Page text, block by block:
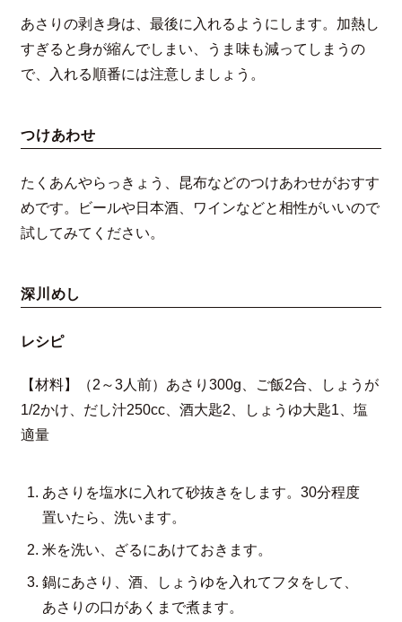
あさりの剥き身は、最後に入れるようにします。加熱し
すぎると身が縮んでしまい、うま味も減ってしまうの
で、入れる順番には注意しましょう。
つけあわせ
たくあんやらっきょう、昆布などのつけあわせがおすす
めです。ビールや日本酒、ワインなどと相性がいいので
試してみてください。
深川めし
レシピ
【材料】（2～3人前）あさり300g、ご飯2合、しょうが
1/2かけ、だし汁250cc、酒大匙2、しょうゆ大匙1、塩
適量
あさりを塩水に入れて砂抜きをします。30分程度
置いたら、洗います。
米を洗い、ざるにあけておきます。
鍋にあさり、酒、しょうゆを入れてフタをして、
あさりの口があくまで煮ます。